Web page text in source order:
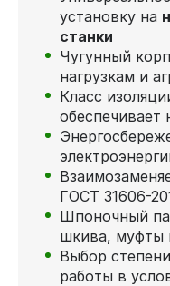
установку на
станки
Чугунный
нагрузкам и
Класс
обеспечивает
ГОСТ 31606-
Шпоночный
шкива, муфты
Выбор
работы в